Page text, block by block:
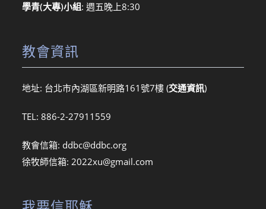
學青(大專)小組: 週五晚上8:30
教會資訊
地址: 台北市內湖區新明路161號7樓 (交通資訊)
TEL: 886-2-27911559
教會信箱: ddbc@ddbc.org
徐牧師信箱:2022xu@gmail.com